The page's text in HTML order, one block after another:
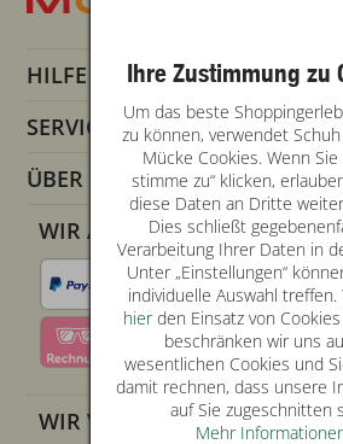
HILFE
SERVICE INFOS
ÜBER UNS
WIR AKZEPTIEREN
WIR VERSENDEN MIT
Ihre Zustimmung zu
Um das beste
zu können, verwendet
Mücke Cookies. Wenn Sie
stimme zu“ klicken,
diese Daten an Dritte
Dies schließt
Verarbeitung Ihrer Daten in
Unter „Einstellungen“
individuelle Auswahl treffen.
hierden Einsatz von
beschränken wir uns
wesentlichen Cookies und
damit rechnen, dass unsere
auf Sie zugeschnitten
Mehr